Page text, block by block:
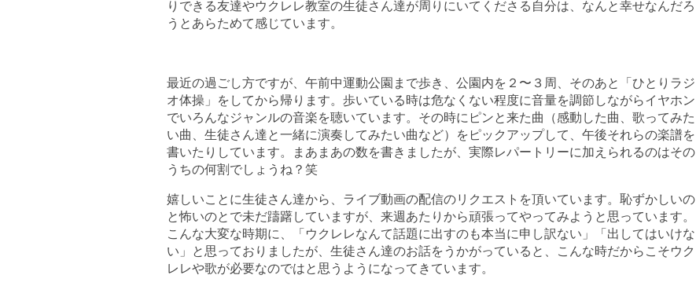
りできる友達やウクレレ教室の生徒さん達が周りにいてくださる自分は、なんと幸せなんだろ
うとあらためて感じています。
最近の過ごし方ですが、午前中運動公園まで歩き、公園内を２〜３周、そのあと「ひとりラジ
オ体操」をしてから帰ります。歩いている時は危なくない程度に音量を調節しながらイヤホン
でいろんなジャンルの音楽を聴いています。その時にピンと来た曲（感動した曲、歌ってみた
い曲、生徒さん達と一緒に演奏してみたい曲など）をピックアップして、午後それらの楽譜を
書いたりしています。まあまあの数を書きましたが、実際レパートリーに加えられるのはその
うちの何割でしょうね？笑
嬉しいことに生徒さん達から、ライブ動画の配信のリクエストを頂いています。恥ずかしいの
と怖いのとで未だ躊躇していますが、来週あたりから頑張ってやってみようと思っています。
こんな大変な時期に、「ウクレレなんて話題に出すのも本当に申し訳ない」「出してはいけな
い」と思っておりましたが、生徒さん達のお話をうかがっていると、こんな時だからこそウク
レレや歌が必要なのではと思うようになってきています。